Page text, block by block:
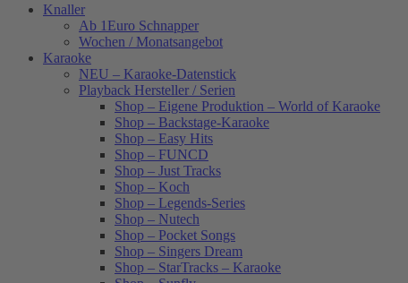
Knaller
Ab 1Euro Schnapper
Wochen / Monatsangebot
Karaoke
NEU – Karaoke-Datenstick
Playback Hersteller / Serien
Shop – Eigene Produktion – World of Karaoke
Shop – Backstage-Karaoke
Shop – Easy Hits
Shop – FUNCD
Shop – Just Tracks
Shop – Koch
Shop – Legends-Series
Shop – Nutech
Shop – Pocket Songs
Shop – Singers Dream
Shop – StarTracks – Karaoke